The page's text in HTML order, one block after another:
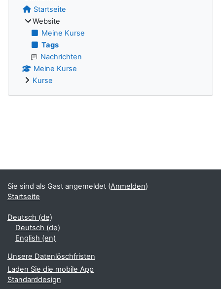
Startseite
Website
Meine Kurse
Tags
Nachrichten
Meine Kurse
Kurse
Sie sind als Gast angemeldet (Anmelden)
Startseite
Deutsch ‎(de)‎
Deutsch ‎(de)‎
English ‎(en)‎
Unsere Datenlöschfristen
Laden Sie die mobile App
Standarddesign